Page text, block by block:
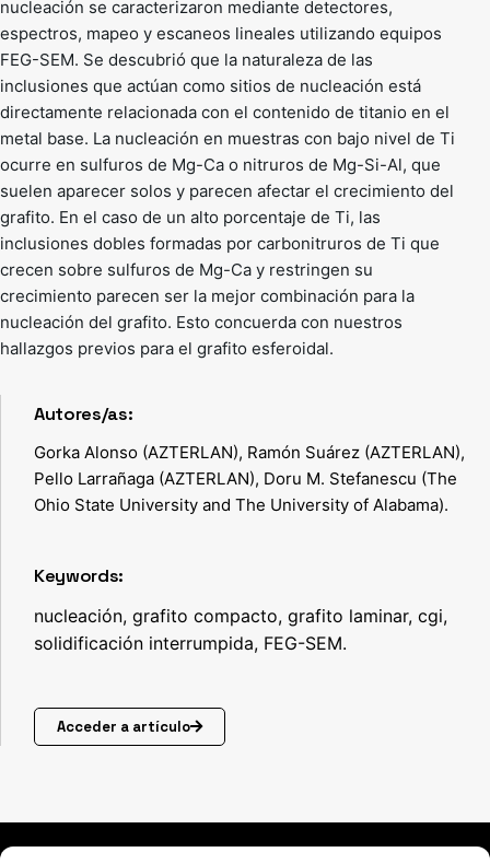
nucleación se caracterizaron mediante detectores,
espectros, mapeo y escaneos lineales utilizando equipos
FEG-SEM. Se descubrió que la naturaleza de las
inclusiones que actúan como sitios de nucleación está
directamente relacionada con el contenido de titanio en el
metal base. La nucleación en muestras con bajo nivel de Ti
ocurre en sulfuros de Mg-Ca o nitruros de Mg-Si-Al, que
suelen aparecer solos y parecen afectar el crecimiento del
grafito. En el caso de un alto porcentaje de Ti, las
inclusiones dobles formadas por carbonitruros de Ti que
crecen sobre sulfuros de Mg-Ca y restringen su
crecimiento parecen ser la mejor combinación para la
nucleación del grafito. Esto concuerda con nuestros
hallazgos previos para el grafito esferoidal.
Autores/as:
Gorka Alonso (AZTERLAN), Ramón Suárez (AZTERLAN),
Pello Larrañaga (AZTERLAN), Doru M. Stefanescu (The
Ohio State University and The University of Alabama).
Keywords:
nucleación, grafito compacto, grafito laminar, cgi,
solidificación interrumpida, FEG-SEM.
Acceder a artículo